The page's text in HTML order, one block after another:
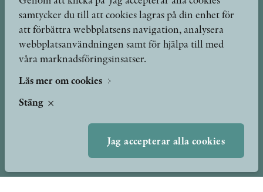
Böcker
Författare
Yukiko och Patrik möter
Hilma af Klint
Om oss
samtycker du till att cookies lagras på din enhet för
att förbättra webbplatsens navigation, analysera
webbplatsanvändningen samt för hjälpa till med
våra marknadsföringsinsatser.
Läs mer om cookies
Stäng
Jag accepterar alla cookies